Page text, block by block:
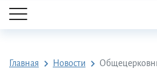
Главная Новости